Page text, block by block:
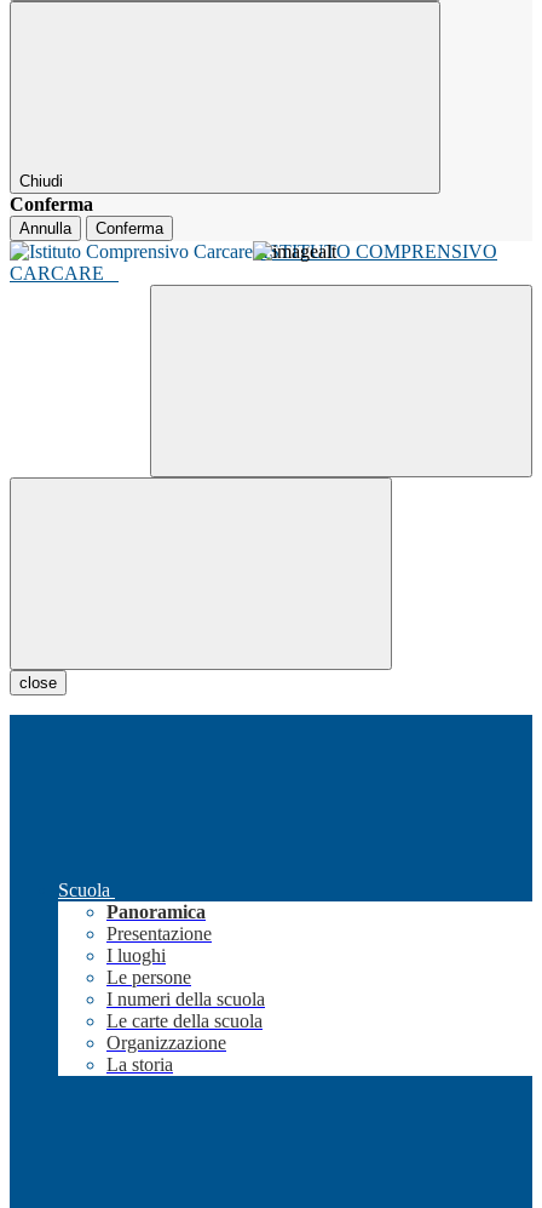
Chiudi
Conferma
Annulla Conferma
ISTITUTO COMPRENSIVO
CARCARE
close
Scuola
Panoramica
Presentazione
I luoghi
Le persone
I numeri della scuola
Le carte della scuola
Organizzazione
La storia